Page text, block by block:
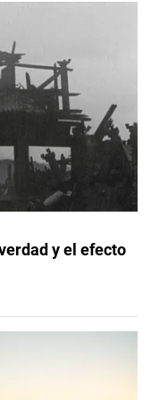
y el efecto